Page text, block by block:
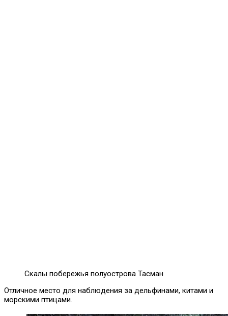
Скалы побережья полуострова Тасман
Отличное место для наблюдения за дельфинами, китами и
морскими птицами.